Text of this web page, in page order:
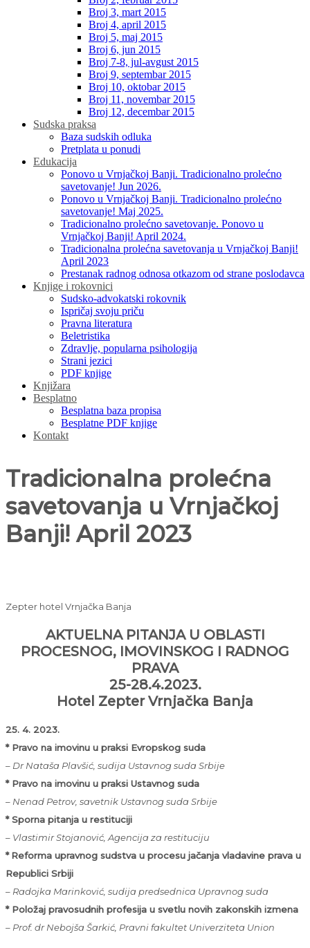
Broj 3, mart 2015
Broj 4, april 2015
Broj 5, maj 2015
Broj 6, jun 2015
Broj 7-8, jul-avgust 2015
Broj 9, septembar 2015
Broj 10, oktobar 2015
Broj 11, novembar 2015
Broj 12, decembar 2015
Sudska praksa
Baza sudskih odluka
Pretplata u ponudi
Edukacija
Ponovo u Vrnjačkoj Banji. Tradicionalno prolećno
savetovanje! Jun 2026.
Ponovo u Vrnjačkoj Banji. Tradicionalno prolećno
savetovanje! Maj 2025.
Tradicionalno prolećno savetovanje. Ponovo u
Vrnjačkoj Banji! April 2024.
Tradicionalna prolećna savetovanja u Vrnjačkoj Banji!
April 2023
Prestanak radnog odnosa otkazom od strane poslodavca
Knjige i rokovnici
Sudsko-advokatski rokovnik
Ispričaj svoju priču
Pravna literatura
Beletristika
Zdravlje, popularna psihologija
Strani jezici
PDF knjige
Knjižara
Besplatno
Besplatna baza propisa
Besplatne PDF knjige
Kontakt
Tradicionalna prolećna
savetovanja u Vrnjačkoj
Banji! April 2023
Zepter hotel Vrnjačka Banja
AKTUELNA PITANJA U OBLASTI
PROCESNOG, IMOVINSKOG I RADNOG
PRAVA
25-28.4.2023.
Hotel Zepter Vrnjačka Banja
25. 4. 2023.
* Pravo na imovinu u praksi Evropskog suda
– Dr Nataša Plavšić, sudija Ustavnog suda Srbije
* Pravo na imovinu u praksi Ustavnog suda
– Nenad Petrov, savetnik Ustavnog suda Srbije
* Sporna pitanja u restituciji
– Vlastimir Stojanović, Agencija za restituciju
* Reforma upravnog sudstva u procesu jačanja vladavine prava u
Republici Srbiji
– Radojka Marinković, sudija predsednica Upravnogsuda
* Položaj pravosudnih profesija u svetlu novih zakonskih izmena
– Prof. dr Nebojša Šarkić, Pravni fakultet Univerziteta Union